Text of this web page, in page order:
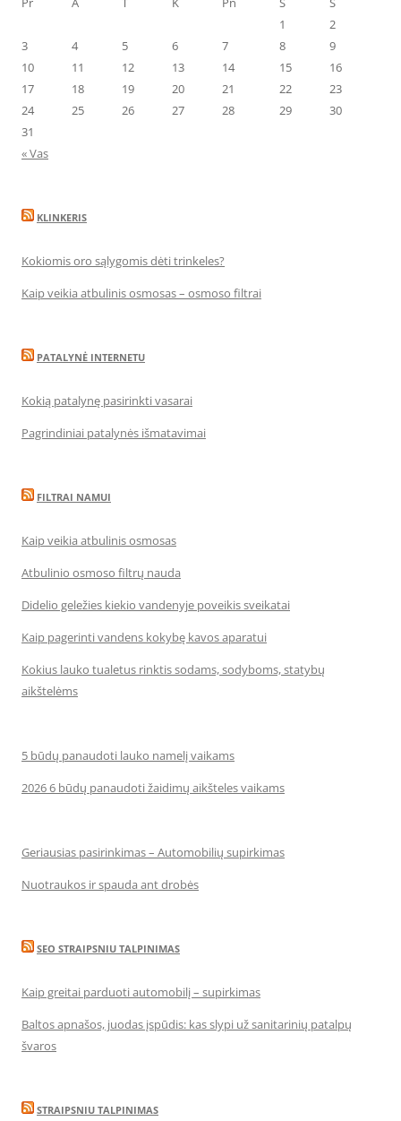
1
2
3
4 5 6 7 8
9
10
11 12 13 14 15
16
17
18 19 20 21 22
23
24
25 26 27 28 29
30
31
« Vas
KLINKERIS
Kokiomis oro sąlygomis dėti trinkeles?
Kaip veikia atbulinis osmosas – osmoso filtrai
PATALYNĖ INTERNETU
Kokią patalynę pasirinkti vasarai
Pagrindiniai patalynės išmatavimai
FILTRAI NAMUI
Kaip veikia atbulinis osmosas
Atbulinio osmoso filtrų nauda
Didelio geležies kiekio vandenyje poveikis sveikatai
Kaip pagerinti vandens kokybę kavos aparatui
Kokius lauko tualetus rinktis sodams, sodyboms, statybų
aikštelėms
5 būdų panaudoti lauko namelį vaikams
2026 6 būdų panaudoti žaidimų aikšteles vaikams
Geriausias pasirinkimas – Automobilių supirkimas
Nuotraukos ir spauda ant drobės
SEO STRAIPSNIU TALPINIMAS
Kaip greitai parduoti automobilį – supirkimas
Baltos apnašos, juodas įspūdis: kas slypi už sanitarinių patalpų
švaros
STRAIPSNIU TALPINIMAS